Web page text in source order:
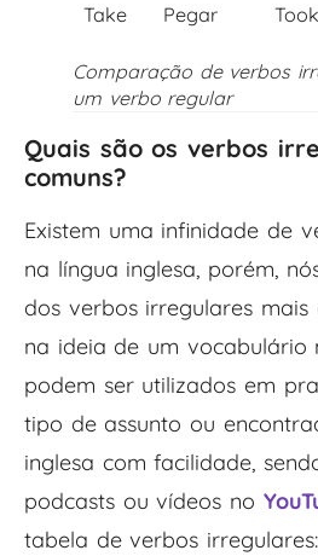
Take Pegar Took
Comparação de verbos
um verbo regular
Quais são os verbos
comuns?
Existem uma infinidade de
na língua inglesa, porém,
dos verbos irregulares mais
na ideia de um vocabulário
podem ser utilizados em
tipo de assunto ou
inglesa com facilidade,
podcasts ou vídeos no
tabela de verbos irregulares: